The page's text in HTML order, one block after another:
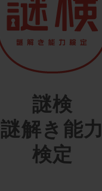
謎検
謎解き能
検定